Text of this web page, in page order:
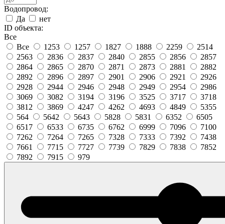
Водопровод:
Да
нет
ID объекта:
Все
Все
1253 1257 1827 1888 2259
2514
2563
2836 2837 2840 2855 2856
2857
2864
2865 2870 2871 2873 2881
2882
2892
2896 2897 2901 2906 2921
2926
2928
2944 2946 2948 2949 2954
2986
3069
3082 3194 3196 3525 3717
3718
3812
3869 4247 4262 4693 4849
5355
564
5642 5643 5828 5831 6352
6505
6517
6533 6735 6762 6999 7096
7100
7262
7264 7265 7328 7333 7392
7438
7661
7715 7727 7739 7829 7838
7852
7892
7915 979